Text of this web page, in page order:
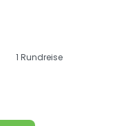
1 Rundreise